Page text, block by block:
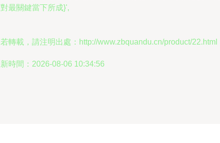
最關鍵當下所成}',
轉載，請注明出處：http://www.zbquandu.cn/product/22.html
時間：2026-08-06 10:34:56